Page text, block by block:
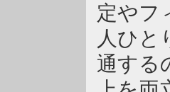
定やフ
人ひと
通する